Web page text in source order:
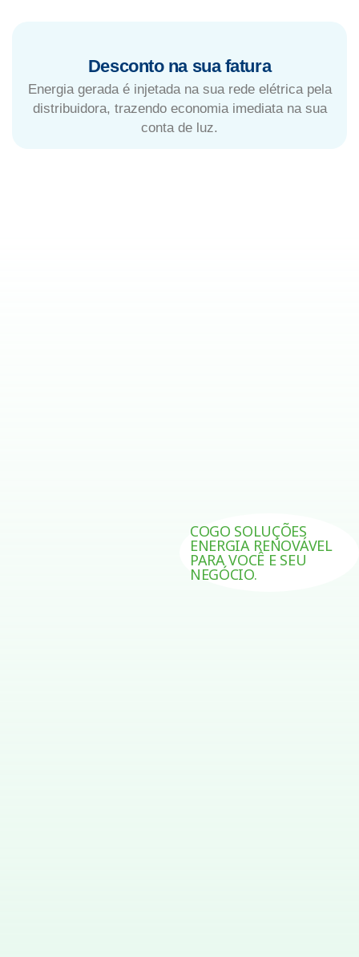
Desconto na sua fatura
Energia gerada é injetada na sua rede elétrica pela
distribuidora, trazendo economia imediata na sua
conta de luz.
COGO SOLUÇÕES
ENERGIA RENOVÁVEL
PARA VOCÊ E SEU
NEGÓCIO.